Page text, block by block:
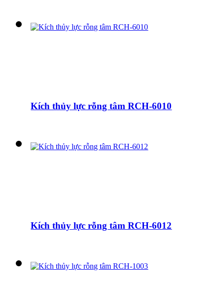
Kích thủy lực rỗng tâm RCH-6010
Kích thủy lực rỗng tâm RCH-6012